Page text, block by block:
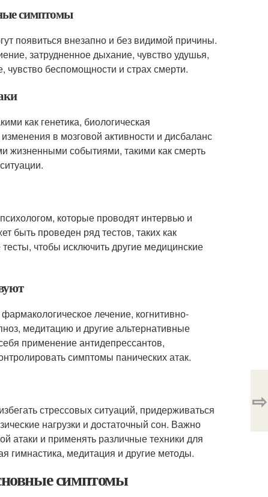
симптомы
появиться внезапно и без видимой причины.
затрудненное дыхание, чувство удушья,
беспомощности и страх смерти.
как генетика, биологическая
в мозговой активности и дисбаланс
жизненными событиями, такими как смерть
которые проводят интервью и
быть проведен ряд тестов, таких как
чтобы исключить другие медицинские
лечение, когнитивно-
медитацию и другие альтернативные
применение антидепрессантов,
симптомы панических атак.
стрессовых ситуаций, придерживаться
нагрузки и достаточный сон. Важно
атаки и применять различные техники для
гимнастика, медитация и другие методы.
симптомы
⇨